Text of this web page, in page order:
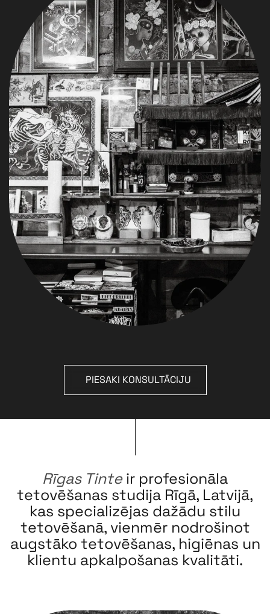
PIESAKI KONSULTĀCIJU
Rīgas Tinteir profesionāla
tetovēšanas studija Rīgā, Latvijā,
kas specializējas dažādu stilu
tetovēšanā, vienmēr nodrošinot
augstāko tetovēšanas, higiēnas un
klientu apkalpošanas kvalitāti.